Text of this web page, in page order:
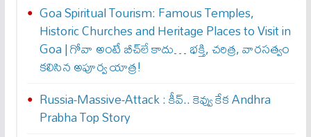
Goa Spiritual Tourism: Famous Temples,
Historic Churches and Heritage Places to Visit in
Goa | గోవా అంటే బీచ్‌లే కాదు… భక్తి, చరిత్ర, వారసత్వం
కలిసిన అపూర్వ యాత్ర!
Russia-Massive-Attack : కీవ్‌.. కెవ్వు కేక‌ Andhra
Prabha Top Story